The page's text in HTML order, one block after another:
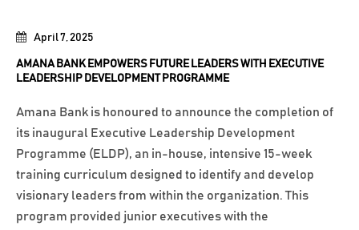
April 7, 2025
AMANA BANK EMPOWERS FUTURE LEADERS WITH EXECUTIVE
LEADERSHIP DEVELOPMENT PROGRAMME
Amana Bank is honoured to announce the completion of
its inaugural Executive Leadership Development
Programme (ELDP), an in-house, intensive 15-week
training curriculum designed to identify and develop
visionary leaders from within the organization. This
program provided junior executives with the